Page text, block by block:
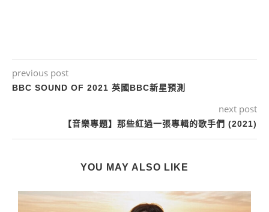
previous post
BBC SOUND OF 2021 英國BBC新星預測
next post
【音樂專題】那些紅過一張專輯的歌手們 (2021)
YOU MAY ALSO LIKE